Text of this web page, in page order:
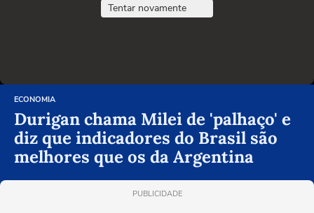
Tentar novamente
ECONOMIA
Durigan chama Milei de 'palhaço' e
diz que indicadores do Brasil são
melhores que os da Argentina
PUBLICIDADE